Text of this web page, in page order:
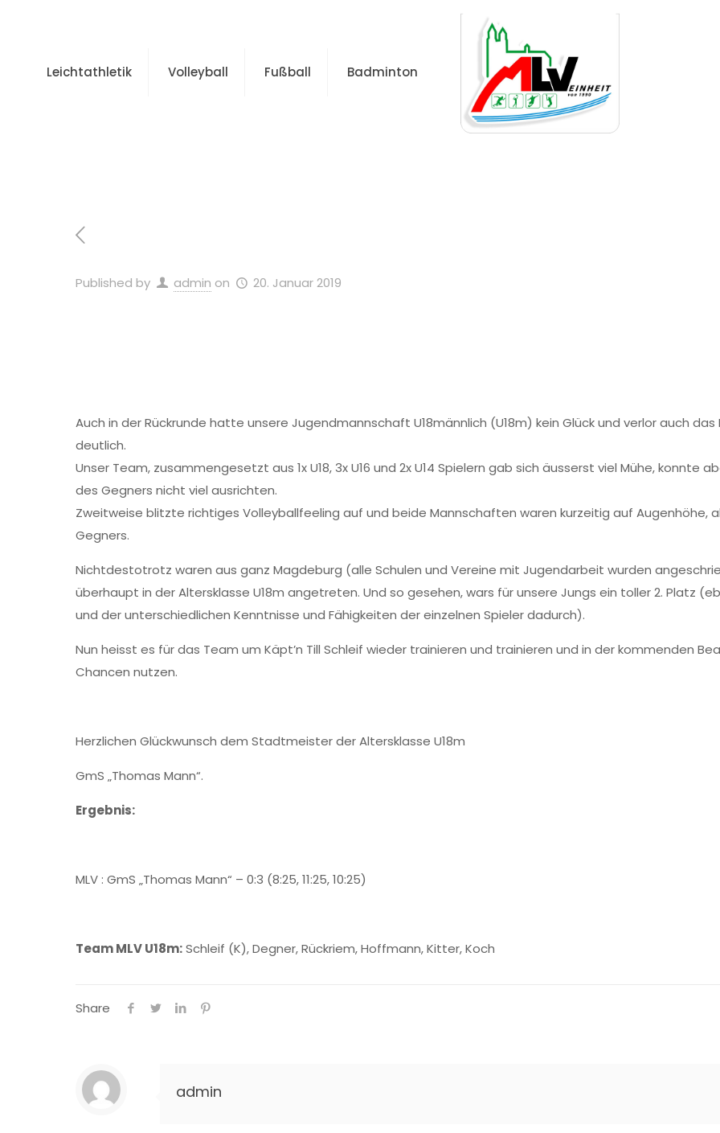
Leichtathletik Volleyball Fußball Badminton
Published by admin on 20. Januar 2019
Auch in der Rückrunde hatte unsere Jugendmannschaft U18männlich (U18m) kein Glück und verlor auch das
deutlich.
Unser Team, zusammengesetzt aus 1x U18, 3x U16 und 2x U14 Spielern gab sich äusserst viel Mühe, konnte
des Gegners nicht viel ausrichten.
Zweitweise blitzte richtiges Volleyballfeeling auf und beide Mannschaften waren kurzeitig auf Augenhöhe,
Gegners.
Nichtdestotrotz waren aus ganz Magdeburg (alle Schulen und Vereine mit Jugendarbeit wurden
überhaupt in der Altersklasse U18m angetreten. Und so gesehen, wars für unsere Jungs ein toller 2. Platz
und der unterschiedlichen Kenntnisse und Fähigkeiten der einzelnen Spieler dadurch).
Nun heisst es für das Team um Käpt’n Till Schleif wieder trainieren und trainieren und in der kommenden
Chancen nutzen.
Herzlichen Glückwunsch dem Stadtmeister der Altersklasse U18m
GmS „Thomas Mann“.
Ergebnis:
MLV : GmS „Thomas Mann“ – 0:3 (8:25, 11:25, 10:25)
Team MLV U18m:Schleif (K), Degner, Rückriem, Hoffmann, Kitter, Koch
Share
admin